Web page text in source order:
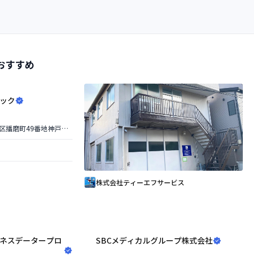
すすめ
ク
播磨町49番地神戸旧居留地平和ビル9F
株式会社ティーエフサービス
スデータープロ
SBCメディカルグループ株式会社